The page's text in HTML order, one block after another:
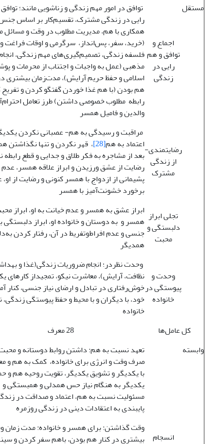
مستقل
اجماع و
توافق و هم
رایی در
زندگی
توافق در امور مهم زندگی و زناشویی مانند؛
رایی در زندگی مشترک، تقسیم‌کار بر اساس
همکاری با هم، مدیریت مطلوب در وقت و مسائل
(خرید، سفر، پس‌انداز، سرگرمی و اوقات فراغت
فلسفه زندگی، تصمیم‌گیری‌های مهم زندگی،
مذهبی (عمل به واجبات و اجتناب از محرمات و
اسلامی و حفظ حریم آرایش)، مدت‌زمان بیشتری
هم بودن (با هم غذا خوردن گفتگو کردن و
رابطه مطلوب خصوصی داشتن) طرز تعامل
والدین و فامیل همسر
رضایتمندی­
از زندگی
مشترک
مراقبت و رسیدگی به هم- عصبانی نکردن
اعتماد به هم[28]
، قهر نکردن و تنها نگذاشتن
بعد از مشاجره به فکر طلاق و جدایی و قطع رابطه
رضایت از عشق ورزیدن و ابراز علاقه همسر،
پشیمانی از ازدواج با همسر کنونی و رضایت از
برخورد خشونت‌آمیز با همسر
تجلی ابراز
دلبستگی و
محبت
ابراز عشق به همسر و عدم خیانت به او، ابراز
همسر و به دوستان و خانواده او، ابراز دلبستگی
جنسی و عدم افراط‌وتفریط در آن، رفتار کردن
همدیگر
وحدت و
پیوستگی در
خانواده
وحدت نظر­در؛ انجام ضروریات زندگی(غذا و
نظافت، آرایش)، معاشرت نیکو، تمجید­از کارهای
خوش‌رفتاری در تبادل و ارضای نیاز جنسی، کنار
خود، با دیگران و با محیط و حفظ پیوستگی
خانواده
کل عامل‌ها
28 معرف
وابسته
انسجام
تعهد نسبت به هم: داشتن روابط دوستانه و
صرف وقت و انرژی برای خانواده، کمک به هم و
با یکدیگر و تشویق یکدیگر، تقویت روحیه هم و
یکدیگر به هنگام نیاز حس همدلی و همبستگی و
مسئولیت نسبت به هم، اعتماد و صداقت در
پایبندی به اعتقادات دینی در زندگی روزمره
وقت گذاشتن: برای همسر و خانواده: مدت
بیشتری در کنار هم بودن، باهم سفر کردن و